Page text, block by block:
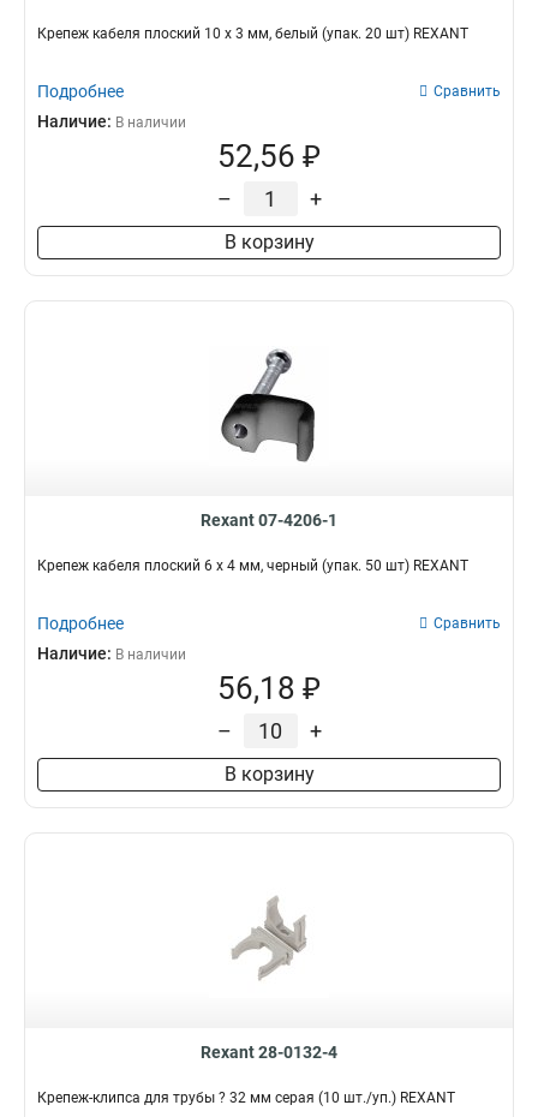
Крепеж кабеля плоский 10 х 3 мм, белый (упак. 20 шт) REXANT
Подробнее Сравнить
Наличие: В наличии
52,56 ₽
– +
В корзину
Rexant 07-4206-1
Крепеж кабеля плоский 6 х 4 мм, черный (упак. 50 шт) REXANT
Подробнее Сравнить
Наличие: В наличии
56,18 ₽
– +
В корзину
Rexant 28-0132-4
Крепеж-клипса для трубы ? 32 мм серая (10 шт./уп.) REXANT